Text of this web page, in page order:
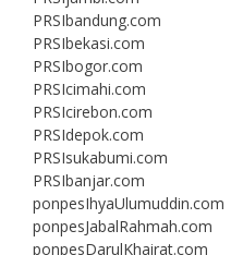
PRSIbandung.com
PRSIbekasi.com
PRSIbogor.com
PRSIcimahi.com
PRSIcirebon.com
PRSIdepok.com
PRSIsukabumi.com
PRSIbanjar.com
ponpesIhyaUlumuddin.com
ponpesJabalRahmah.com
ponpesDarulKhairat.com